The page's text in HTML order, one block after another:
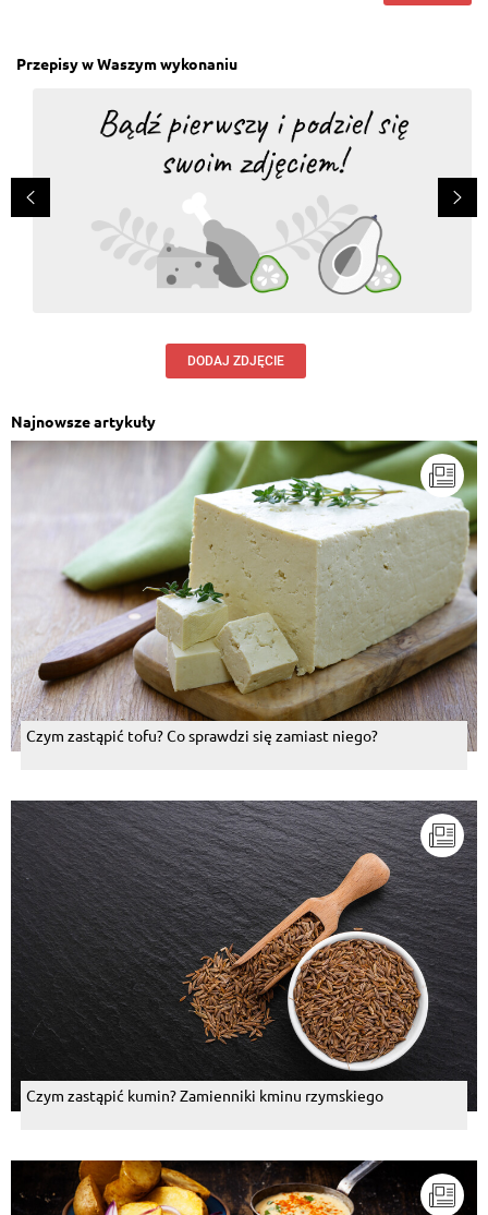
Przepisy w Waszym wykonaniu
DODAJ ZDJĘCIE
Najnowsze artykuły
Czym zastąpić tofu? Co sprawdzi się zamiast niego?
Czym zastąpić kumin? Zamienniki kminu rzymskiego